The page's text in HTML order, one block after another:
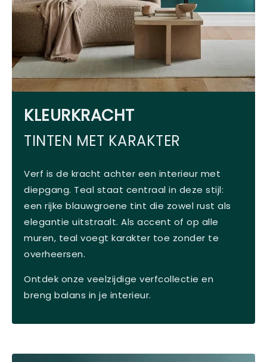
KLEURKRACHT
TINTEN MET KARAKTER
Verf is de kracht achter een interieur met
diepgang. Teal staat centraal in deze stijl:
een rijke blauwgroene tint die zowel rust als
elegantie uitstraalt. Als accent of op alle
muren, teal voegt karakter toe zonder te
overheersen.
Ontdek onze veelzijdige verfcollectie en
breng balans in je interieur.